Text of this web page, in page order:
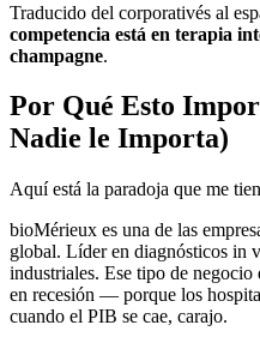
Traducido del corporativés al
competencia está en terapia
champagne.
Por Qué Esto
Nadie le Importa)
Aquí está la paradoja que me
bioMérieux es una de las
global. Líder en diagnósticos in
industriales. Ese tipo de
en recesión — porque los
cuando el PIB se cae, carajo.